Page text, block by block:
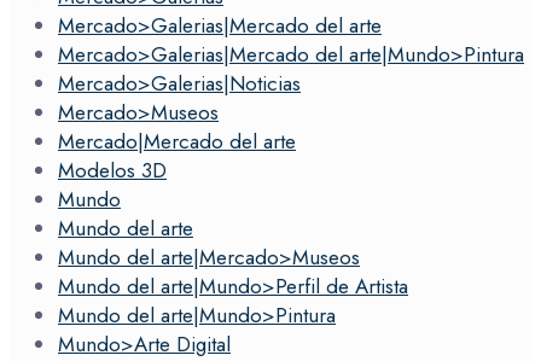
Mercado>Galerias|Mercado del arte
Mercado>Galerias|Mercado del arte|Mundo>Pintura
Mercado>Galerias|Noticias
Mercado>Museos
Mercado|Mercado del arte
Modelos 3D
Mundo
Mundo del arte
Mundo del arte|Mercado>Museos
Mundo del arte|Mundo>Perfil de Artista
Mundo del arte|Mundo>Pintura
Mundo>Arte Digital